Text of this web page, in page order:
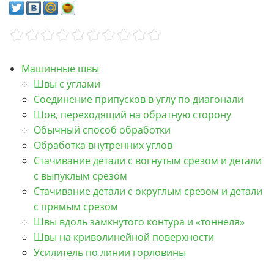
Машинные швы
Швы с углами
Соединение припусков в углу по диагонали
Шов, переходящий на обратную сторону
Обычный способ обработки
Обработка внутренних углов
Стачивание детали с вогнутым срезом и детали
с выпуклым срезом
Стачивание детали с округлым срезом и детали
с прямым срезом
Швы вдоль замкнутого контура и «тоннеля»
Швы на криволинейной поверхности
Усилитель по линии горловины